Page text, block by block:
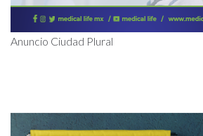
Anuncio Ciudad Plural